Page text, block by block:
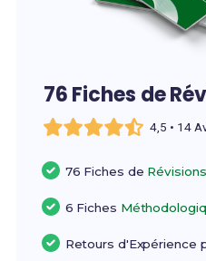
76 Fiches de
4,5 • 14
76 Fiches de Révisions
6 Fiches
Retours d'Expérience